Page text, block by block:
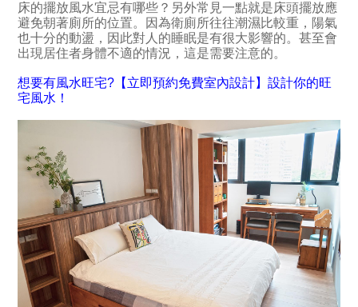
床的擺放風水宜忌有哪些？另外常見一點就是床頭擺放應
避免朝著廁所的位置。因為衛廁所往往潮濕比較重，陽氣
也十分的動盪，因此對人的睡眠是有很大影響的。甚至會
出現居住者身體不適的情況，這是需要注意的。
想要有風水旺宅?【立即預約免費室內設計】設計你的旺
宅風水！